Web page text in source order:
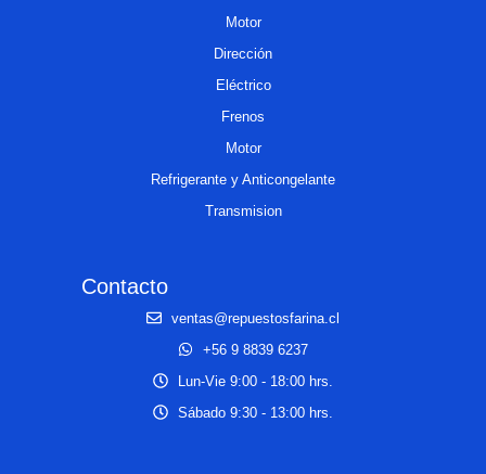
Motor
Dirección
Eléctrico
Frenos
Motor
Refrigerante y Anticongelante
Transmision
Contacto
ventas@repuestosfarina.cl
+56 9 8839 6237
Lun-Vie 9:00 - 18:00 hrs.
Sábado 9:30 - 13:00 hrs.